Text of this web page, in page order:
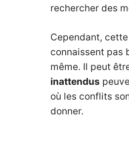
rechercher des
Cependant,
connaissent pas
même. Il peut
inattendus
où les conflits
donner.